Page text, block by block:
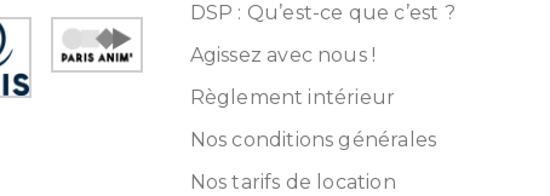
DSP : Qu’est-ce que c’est ?
Agissez avec nous !
Règlement intérieur
Nos conditions générales
Nos tarifs de location